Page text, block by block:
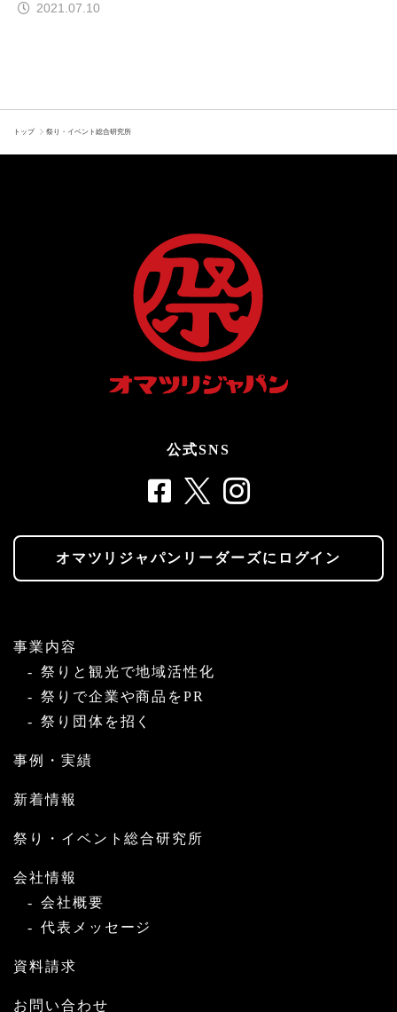
2021.07.10
トップ 祭り・イベント総合研究所
公式SNS
オマツリジャパンリーダーズにログイン
事業内容
祭りと観光で地域活性化
祭りで企業や商品をPR
祭り団体を招く
事例・実績
新着情報
祭り・イベント総合研究所
会社情報
会社概要
代表メッセージ
資料請求
お問い合わせ